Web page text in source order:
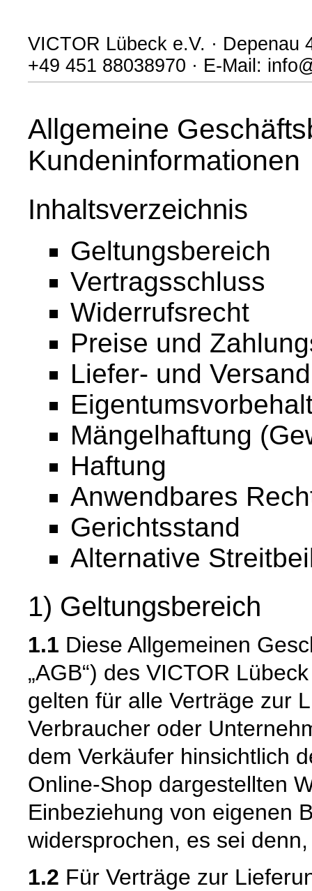
VICTOR Lübeck e.V. · Depenau
‭+49 451 88038970 · E-Mail:
Allgemeine
Kundeninformationen
Inhaltsverzeichnis
Geltungsbereich
Vertragsschluss
Widerrufsrecht
Preise und
Liefer- und
Mängelhaftung
Haftung
Anwendbares
Gerichtsstand
Alternative
1) Geltungsbereich
1.1 Diese Allgemeinen
„AGB“) des VICTOR
gelten für alle Verträge zur
Verbraucher oder
dem Verkäufer hinsichtlich
Online-Shop dargestellten
Einbeziehung von eigenen
widersprochen, es sei
1.2 Für Verträge zur